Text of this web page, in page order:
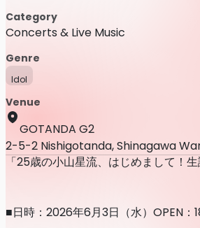
Category
Concerts & Live Music
Genre
Idol
Venue
GOTANDA G2
2-5-2 Nishigotanda, Shinagawa
「25歳の小山星流、はじめまして！生
■日時：2026年6月3日（水）OPEN：